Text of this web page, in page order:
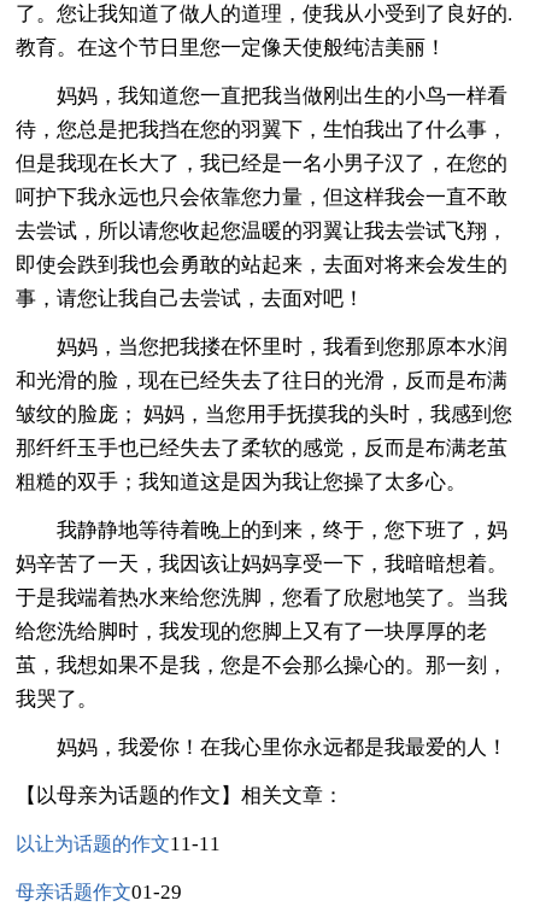
了。您让我知道了做人的道理，使我从小受到了良好的.
教育。在这个节日里您一定像天使般纯洁美丽！
妈妈，我知道您一直把我当做刚出生的小鸟一样看
待，您总是把我挡在您的羽翼下，生怕我出了什么事，
但是我现在长大了，我已经是一名小男子汉了，在您的
呵护下我永远也只会依靠您力量，但这样我会一直不敢
去尝试，所以请您收起您温暖的羽翼让我去尝试飞翔，
即使会跌到我也会勇敢的站起来，去面对将来会发生的
事，请您让我自己去尝试，去面对吧！
妈妈，当您把我搂在怀里时，我看到您那原本水润
和光滑的脸，现在已经失去了往日的光滑，反而是布满
皱纹的脸庞； 妈妈，当您用手抚摸我的头时，我感到您
那纤纤玉手也已经失去了柔软的感觉，反而是布满老茧
粗糙的双手；我知道这是因为我让您操了太多心。
我静静地等待着晚上的到来，终于，您下班了，妈
妈辛苦了一天，我因该让妈妈享受一下，我暗暗想着。
于是我端着热水来给您洗脚，您看了欣慰地笑了。当我
给您洗给脚时，我发现的您脚上又有了一块厚厚的老
茧，我想如果不是我，您是不会那么操心的。那一刻，
我哭了。
妈妈，我爱你！在我心里你永远都是我最爱的人！
【以母亲为话题的作文】相关文章：
以让为话题的作文11-11
母亲话题作文01-29